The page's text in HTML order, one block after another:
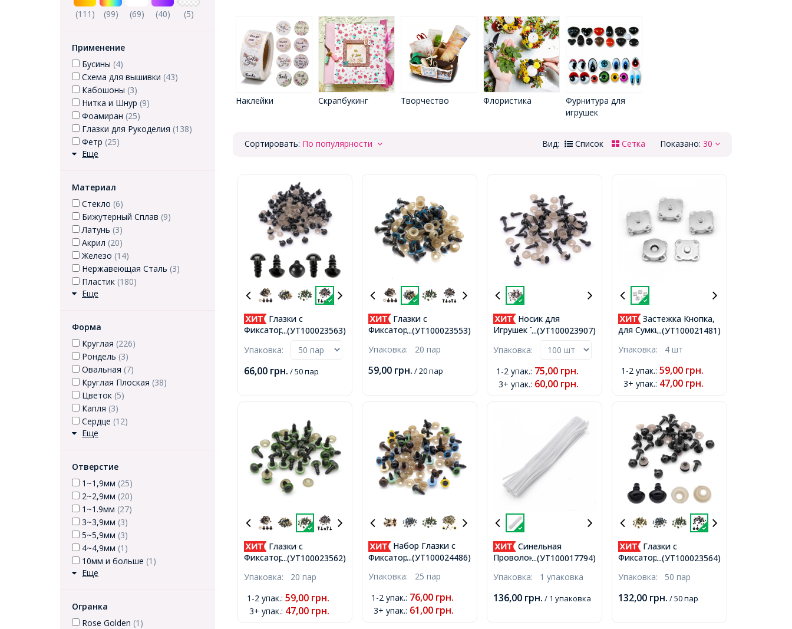
(111) (99) (69) (40) (5)
Применение
Бусины (4)
Схема для вышивки (43)
Кабошоны (3)
Нитка и Шнур (9)
Фоамиран (25)
Глазки для Рукоделия (138)
Фетр (25)
Еще
Материал
Стекло (6)
Бижутерный Сплав (9)
Латунь (3)
Акрил (20)
Железо (14)
Нержавеющая Сталь (3)
Пластик (180)
Еще
Форма
Круглая (226)
Рондель (3)
Овальная (7)
Круглая Плоская (38)
Цветок (5)
Капля (3)
Сердце (12)
Еще
Отверстие
1~1,9мм (25)
2~2,9мм (20)
1~1.9мм (27)
3~3,9мм (3)
5~5,9мм (3)
4~4,9мм (1)
10мм и больше (1)
Еще
Огранка
Rose Golden (1)
Наклейки Скрапбукинг Творчество Флористика
Фурнитура для
игрушек
Сортировать: По популярности Показано: 30
Вид: Список Сетка
...(УТ100023563)
Глазки с
Фиксатором и
Круглые, Черные, 8мм,
Упаковка:
66,00 грн. / 50 пар
...(УТ100023553)
Глазки с
Фиксатором и
Круглые, Голубой, 8мм,
Упаковка: 20 пар
59,00 грн. / 20 пар
...(УТ100023907)
Носик для
Игрушек Треугольный,
3мм,
Упаковка:
1-2 упак.: 75,00 грн.
3+ упак.: 60,00 грн.
...(УТ100021481)
Застежка Кнопка,
для Сумки/Кошелька,
15x15x6.5мм, Цвет:
Упаковка: 4 шт
1-2 упак.: 59,00 грн.
3+ упак.: 47,00 грн.
...(УТ100023562)
Глазки с
Фиксатором и
Круглые, Зеленый, 8мм,
Упаковка: 20 пар
1-2 упак.: 59,00 грн.
3+ упак.: 47,00 грн.
...(УТ100024486)
Набор Глазки с
Фиксатором и
Круглые, Микс, 10мм,
Упаковка: 25 пар
1-2 упак.: 76,00 грн.
3+ упак.: 61,00 грн.
...(УТ100017794)
Синельная
Проволока для
Пушистая, Белая,
Упаковка: 1 упаковка
136,00 грн. / 1 упаковка
...(УТ100023564)
Глазки с
Фиксатором и Штифтом
Черные, 12мм,
Упаковка: 50 пар
132,00 грн. / 50 пар